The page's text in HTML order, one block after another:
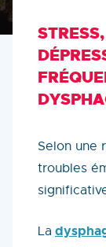
Selon une
troubles
La